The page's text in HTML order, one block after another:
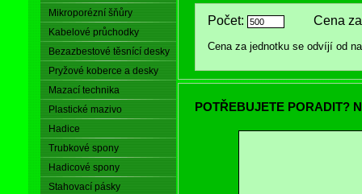
Mikroporézní šňůry
Kabelové průchodky
Bezazbestové těsnící desky
Pryžové koberce a desky
Mazací technika
Plastické mazivo
Hadice
Trubkové spony
Hadicové spony
Stahovací pásky
Počet: Cena za
Cena za jednotku se odvíjí od
POTŘEBUJETE PORADIT?